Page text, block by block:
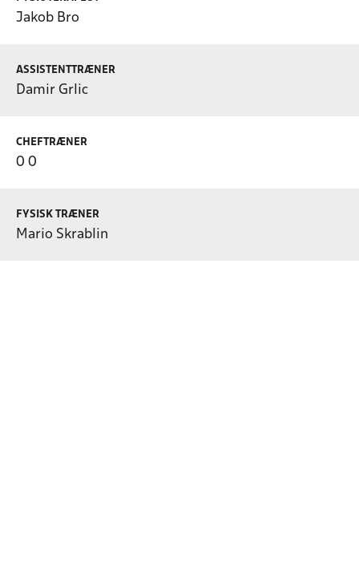
Jakob Bro
ASSISTENTTRÆNER
Damir Grlic
CHEFTRÆNER
0 0
FYSISK TRÆNER
Mario Skrablin